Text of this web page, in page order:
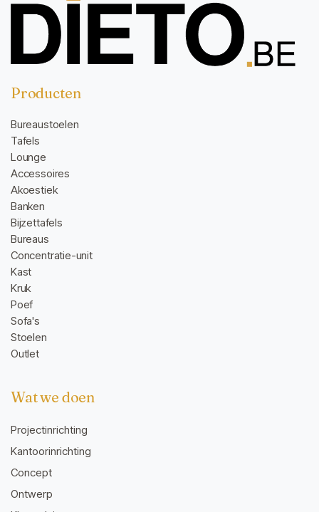
Producten
Bureaustoelen
Tafels
Lounge
Accessoires
Akoestiek
Banken
Bijzettafels
Bureaus
Concentratie-unit
Kast
Kruk
Poef
Sofa's
Stoelen
Outlet
Wat we doen
Projectinrichting
Kantoorinrichting
Concept
Ontwerp